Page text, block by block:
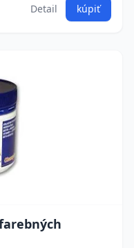
Detail kúpiť